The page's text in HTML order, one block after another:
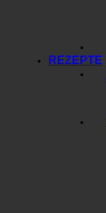
REZEPTE